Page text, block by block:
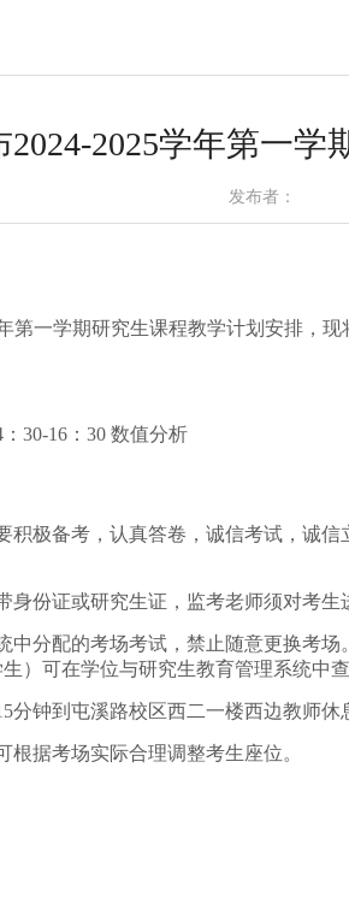
2024-2025学年第一
发布者：
第一学期研究生课程教学计划安排， 现
30-16：30 数值分析
积极备考，认真答卷，诚信考试，诚
身份证或研究生证，监考老师须对考生
中分配的考场考试，禁止随意更换考
生）可在学位与研究生教育管理系统中
分钟到屯溪路校区西二一楼西边教师
在考试前可根
生培
年